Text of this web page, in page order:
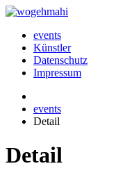
events
Künstler
Datenschutz
Impressum
events
Detail
Detail